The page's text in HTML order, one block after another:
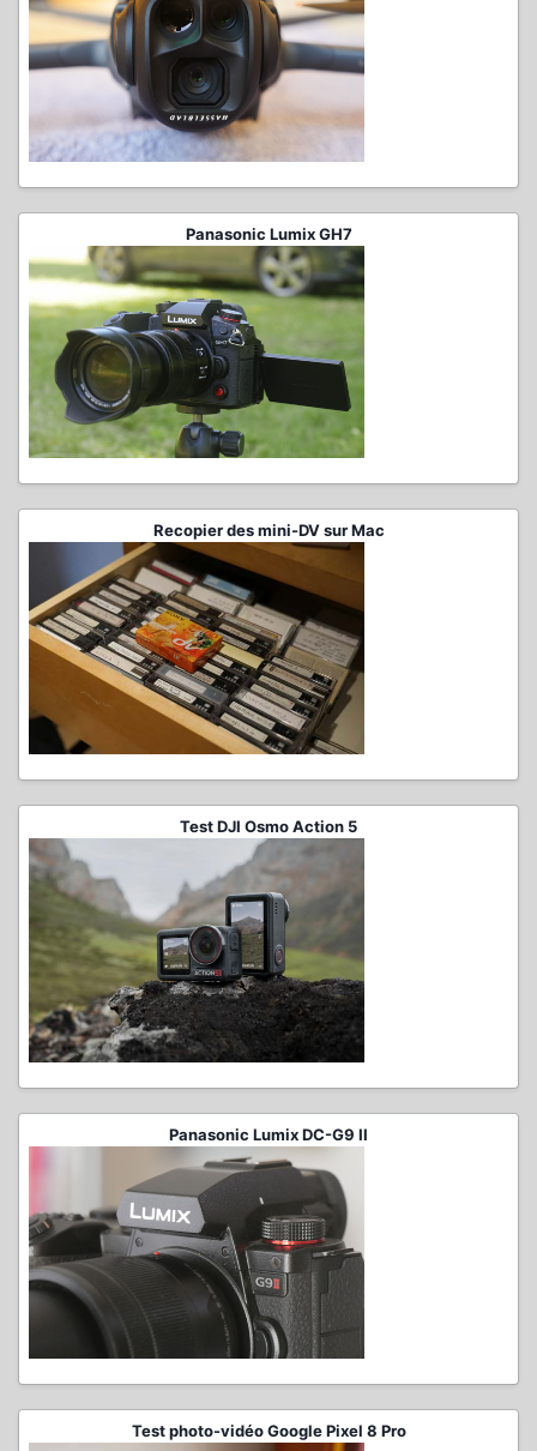
Panasonic Lumix GH7
Recopier des mini-DV sur Mac
Test DJI Osmo Action 5
Panasonic Lumix DC-G9 II
Test photo-vidéo Google Pixel 8 Pro